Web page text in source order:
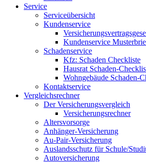
Service
Serviceübersicht
Kundenservice
Kundenservice
Schadenservice
Kfz: Schaden Checkliste
Hausrat Schaden-
Wohngebäude Schaden-
Kontaktservice
Vergleichsrechner
Der Versicherungsvergleich
Versicherungsrechner
Altersvorsorge
Anhänger-Versicherung
Au-Pair-Versicherung
Auslandsschutz für Schule/
Autoversicherung